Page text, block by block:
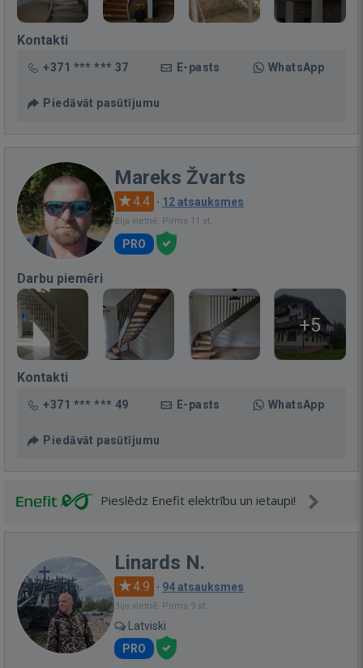
Kontakti
+371 *** *** 37 E-pasts WhatsApp
Piedāvāt pasūtījumu
Mareks Žvarts
4.4 · 12 atsauksmes
Bija vietnē: Pirms 11 st.
PRO
Darbu piemēri
+5
Kontakti
+371 *** *** 49 E-pasts WhatsApp
Piedāvāt pasūtījumu
Pieslēdz Enefit elektrību un ietaupi!
Linards N.
4.9 · 94 atsauksmes
Bija vietnē: Pirms 9 st.
Latviski
PRO